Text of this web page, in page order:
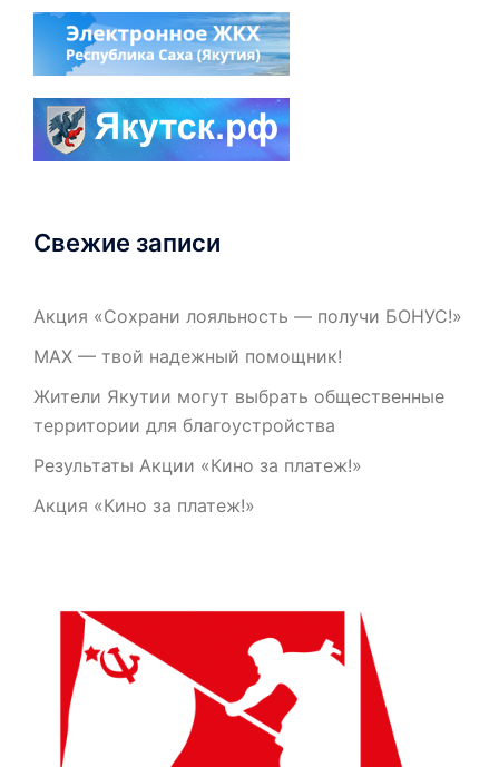
Свежие записи
Акция «Сохрани лояльность — получи БОНУС!»
МАХ — твой надежный помощник!
Жители Якутии могут выбрать общественные
территории для благоустройства
Результаты Акции «Кино за платеж!»
Акция «Кино за платеж!»